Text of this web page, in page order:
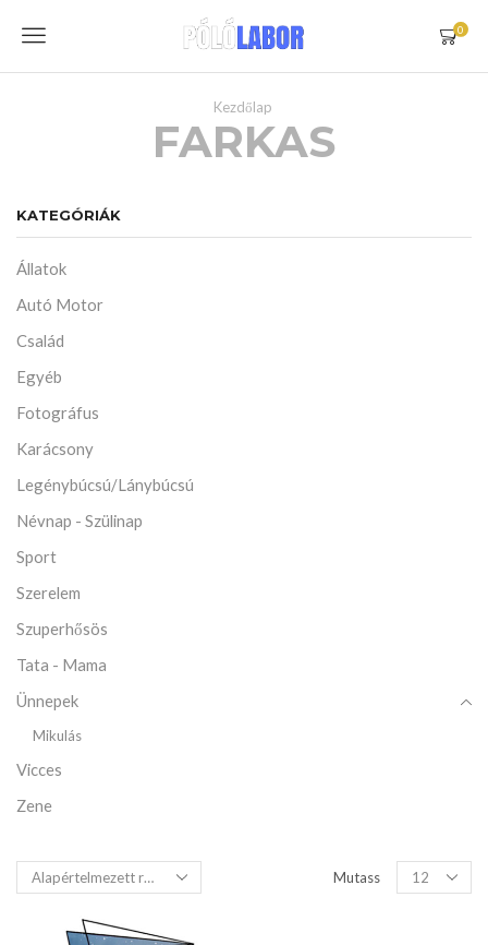
0
Menu
Kezdőlap
FARKAS
Mutass
KATEGÓRIÁK
Állatok
Autó Motor
Család
Egyéb
Fotográfus
Karácsony
Legénybúcsú/Lánybúcsú
Névnap - Szülinap
Sport
Szerelem
Szuperhősös
Tata - Mama
Ünnepek
Mikulás
Vicces
Zene